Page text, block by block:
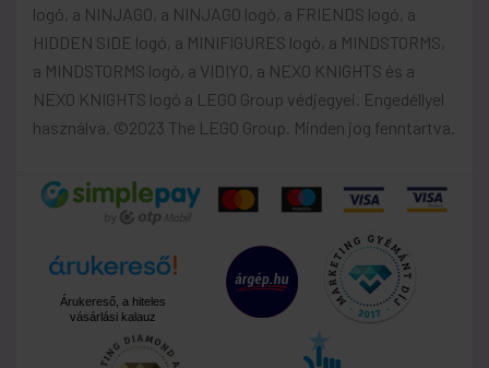
logó, a NINJAGO, a NINJAGO logó, a FRIENDS logó, a
HIDDEN SIDE logó, a MINIFIGURES logó, a MINDSTORMS,
a MINDSTORMS logó, a VIDIYO, a NEXO KNIGHTS és a
NEXO KNIGHTS logó a LEGO Group védjegyei. Engedéllyel
használva. ©2023 The LEGO Group. Minden jog fenntartva.
Árukereső, a hiteles
vásárlási kalauz